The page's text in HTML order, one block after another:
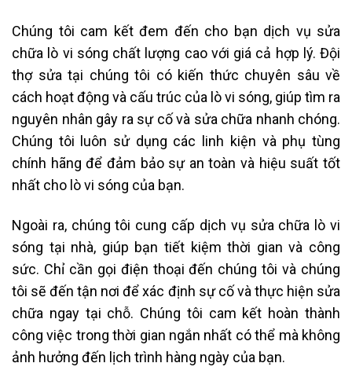
Chúng tôi cam kết đem đến cho bạn dịch vụ sửa
chữa lò vi sóng chất lượng cao với giá cả hợp lý. Đội
thợ sửa tại chúng tôi có kiến thức chuyên sâu về
cách hoạt động và cấu trúc của lò vi sóng, giúp tìm ra
nguyên nhân gây ra sự cố và sửa chữa nhanh chóng.
Chúng tôi luôn sử dụng các linh kiện và phụ tùng
chính hãng để đảm bảo sự an toàn và hiệu suất tốt
nhất cho lò vi sóng của bạn.
Ngoài ra, chúng tôi cung cấp dịch vụ sửa chữa lò vi
sóng tại nhà, giúp bạn tiết kiệm thời gian và công
sức. Chỉ cần gọi điện thoại đến chúng tôi và chúng
tôi sẽ đến tận nơi để xác định sự cố và thực hiện sửa
chữa ngay tại chỗ. Chúng tôi cam kết hoàn thành
công việc trong thời gian ngắn nhất có thể mà không
ảnh hưởng đến lịch trình hàng ngày của bạn.